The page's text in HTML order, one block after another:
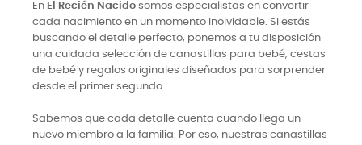
En El Recién Nacido somos especialistas en convertir
cada nacimiento en un momento inolvidable. Si estás
buscando el detalle perfecto, ponemos a tu disposición
una cuidada selección de canastillas para bebé, cestas
de bebé y regalos originales diseñados para sorprender
desde el primer segundo.
Sabemos que cada detalle cuenta cuando llega un
nuevo miembro a la familia. Por eso, nuestras canastillas